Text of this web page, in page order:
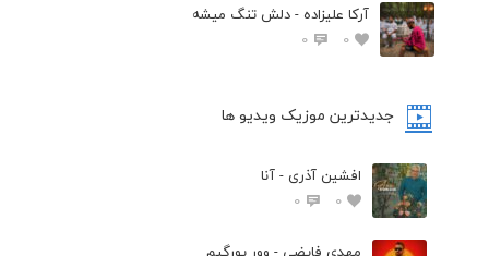
آرکا علیزاده - دلش تنگ میشه
0
0
جدیدترین موزیک ویدیو ها
افشین آذری - آنا
0
0